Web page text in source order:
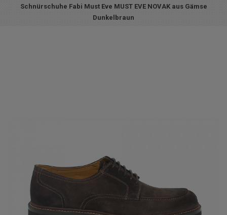
Schnürschuhe Fabi Must Eve MUST EVE NOVAK aus Gämse
Dunkelbraun